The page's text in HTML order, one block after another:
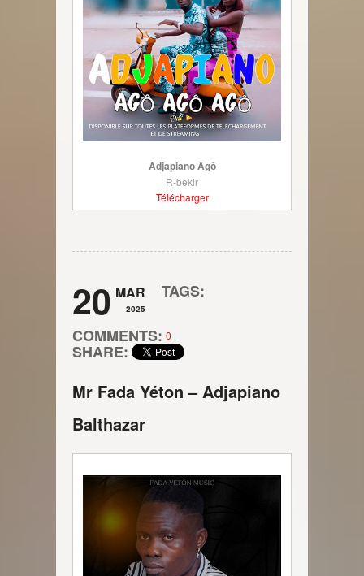
Adjapiano Agô
R-bekir
Télécharger
20 MAR
2025
TAGS:
COMMENTS: 0
SHARE:
Mr Fada Yéton – Adjapiano
Balthazar